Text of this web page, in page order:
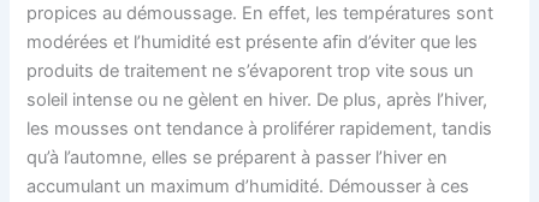
propices au démoussage. En effet, les températures sont
modérées et l’humidité est présente afin d’éviter que les
produits de traitement ne s’évaporent trop vite sous un
soleil intense ou ne gèlent en hiver. De plus, après l’hiver,
les mousses ont tendance à proliférer rapidement, tandis
qu’à l’automne, elles se préparent à passer l’hiver en
accumulant un maximum d’humidité. Démousser à ces